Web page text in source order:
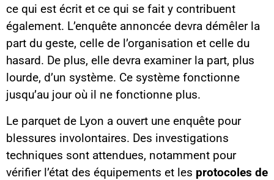
ce qui est écrit et ce qui se fait y contribuent
également. L’enquête annoncée devra démêler la
part du geste, celle de l’organisation et celle du
hasard. De plus, elle devra examiner la part, plus
lourde, d’un système. Ce système fonctionne
jusqu’au jour où il ne fonctionne plus.
Le parquet de Lyon a ouvert une enquête pour
blessures involontaires. Des investigations
techniques sont attendues, notamment pour
vérifier l’état des équipements et les protocoles de